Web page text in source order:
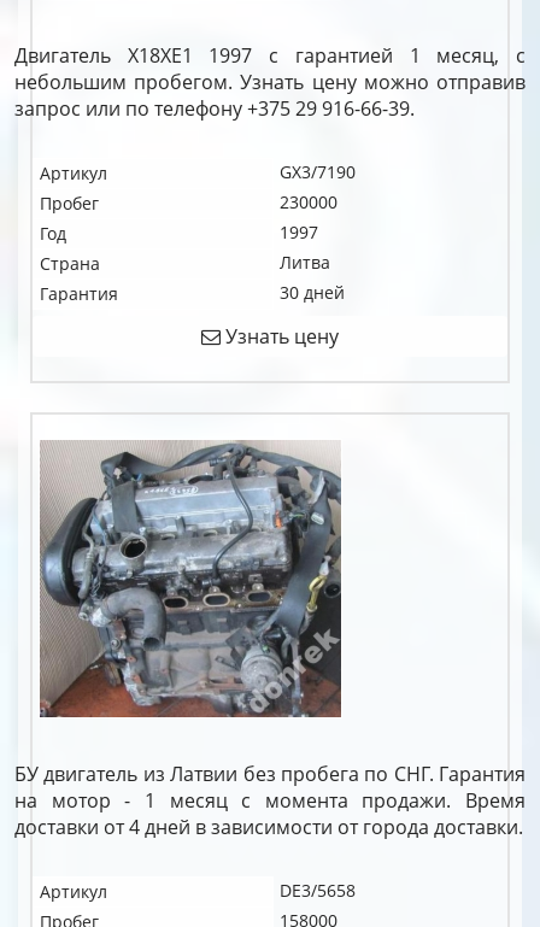
Двигатель X18XE1 1997 с гарантией 1 месяц, с
небольшим пробегом. Узнать цену можно отправив
запрос или по телефону +375 29 916-66-39.
Артикул
GX3/7190
Пробег
230000
Год
1997
Страна
Литва
Гарантия
30 дней
Узнать цену
БУ двигатель из Латвии без пробега по СНГ. Гарантия
на мотор - 1 месяц с момента продажи. Время
доставки от 4 дней в зависимости от города доставки.
Артикул
DE3/5658
Пробег
158000